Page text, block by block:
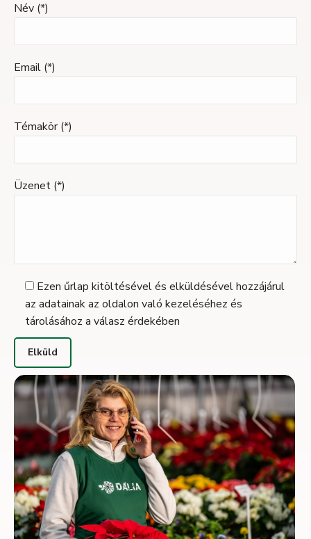
Név (*)
Email (*)
Témakör (*)
Üzenet (*)
Ezen űrlap kitöltésével és elküldésével hozzájárul
az adatainak az oldalon való kezeléséhez és
tárolásához a válasz érdekében